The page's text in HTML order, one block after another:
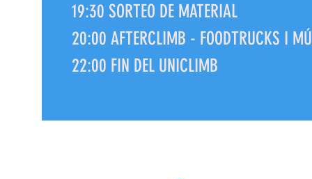
19:30 SORTEO DE MATERIAL
20:00 AFTERCLIMB - FOODTRUCKS I
22:00 FIN DEL UNICLIMB